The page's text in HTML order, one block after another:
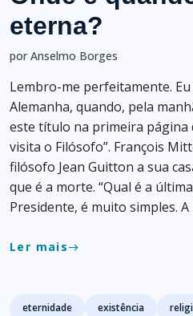
eterna?
por Anselmo Borges
Lembro-me perfeitamente.
Alemanha, quando, pela
este título na primeira página
visita o Filósofo”. François
filósofo Jean Guitton a sua
que é a morte. “Qual é a
Presidente, é muito simples.
Ler maiseast
Tags
eternidade existência